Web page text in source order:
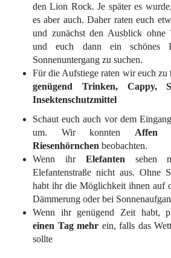
den Lion Rock. Je später es
es aber auch. Daher raten euch
und zunächst den Ausblick ohne
und euch dann ein schönes
Sonnenuntergang zu suchen.
Für die Aufstiege raten wir euch zu
genügend Trinken, Cappy,
Insektenschutzmittel
Schaut euch auch vor dem
um. Wir konnten Affen
Riesenhörnchen beobachten.
Wenn ihr Elefanten sehen
Elefantenstraße nicht aus. Ohne
habt ihr die Möglichkeit ihnen auf
Dämmerung oder bei
Wenn ihr genügend Zeit habt,
einen Tag mehr ein, falls das
sollte